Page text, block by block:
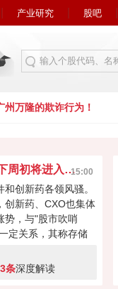
产业研究 股吧
万隆的欺诈行为！
市场风向又变了！下周初将进入关键窗口？15:00
创新药各领风骚。
创新药、CXO也集体
势，与"股市吹哨
定关系，其称存储
要转向资本回馈，回
化。经过本周的连续
3条深度解读